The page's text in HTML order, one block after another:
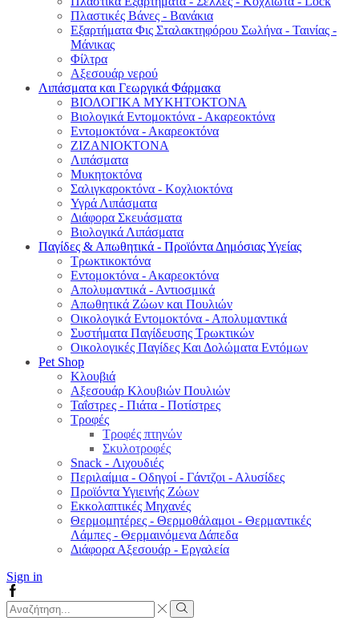
Πλαστικές Βάνες - Βανάκια
Εξαρτήματα Φις Σταλακτηφόρου Σωλήνα - Ταινίας -
Μάνικας
Φίλτρα
Αξεσουάρ νερού
Λιπάσματα και Γεωργικά Φάρμακα
ΒΙΟΛΟΓΙΚΑ ΜΥΚΗΤΟΚΤΟΝΑ
Βιολογικά Εντομοκτόνα - Ακαρεοκτόνα
Εντομοκτόνα - Ακαρεοκτόνα
ΖΙΖΑΝΙΟΚΤΟΝΑ
Λιπάσματα
Μυκητοκτόνα
Σαλιγκαροκτόνα - Κοχλιοκτόνα
Υγρά Λιπάσματα
Διάφορα Σκευάσματα
Βιολογικά Λιπάσματα
Παγίδες & Απωθητικά - Προϊόντα Δημόσιας Υγείας
Τρωκτικοκτόνα
Εντομοκτόνα - Ακαρεοκτόνα
Απολυμαντικά - Αντιοσμικά
Απωθητικά Ζώων και Πουλιών
Οικολογικά Εντομοκτόνα - Απολυμαντικά
Συστήματα Παγίδευσης Τρωκτικών
Οικολογικές Παγίδες Και Δολώματα Εντόμων
Pet Shop
Κλουβιά
Αξεσουάρ Κλουβιών Πουλιών
Ταΐστρες - Πιάτα - Ποτίστρες
Τροφές
Τροφές πτηνών
Σκυλοτροφές
Snack - Λιχουδιές
Περιλαίμια - Οδηγοί - Γάντζοι - Αλυσίδες
Προϊόντα Υγιεινής Ζώων
Εκκολαπτικές Μηχανές
Θερμομητέρες - Θερμοθάλαμοι - Θερμαντικές
Λάμπες - Θερμαινόμενα Δάπεδα
Διάφορα Αξεσουάρ - Εργαλεία
Sign in
Facebook
Search
input
Search